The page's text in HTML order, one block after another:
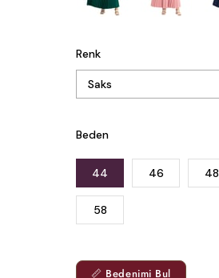
Renk
Beden
44 46 48
58
📏 Bedenimi Bul